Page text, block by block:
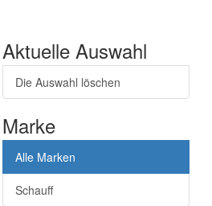
Aktuelle Auswahl
Die Auswahl löschen
Marke
Alle Marken
Schauff